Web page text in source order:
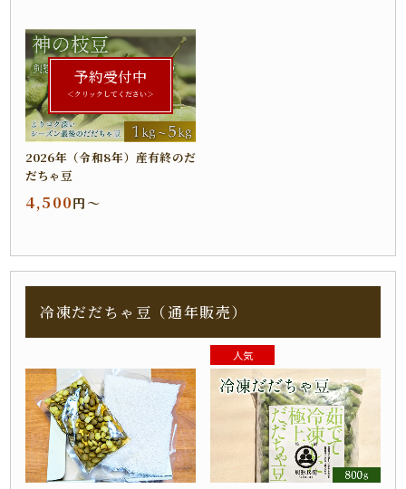
予約受付中
＜クリックしてください＞
2026年（令和8年）産有終のだ
だちゃ豆
4,500円～
冷凍だだちゃ豆（通年販売）
人気